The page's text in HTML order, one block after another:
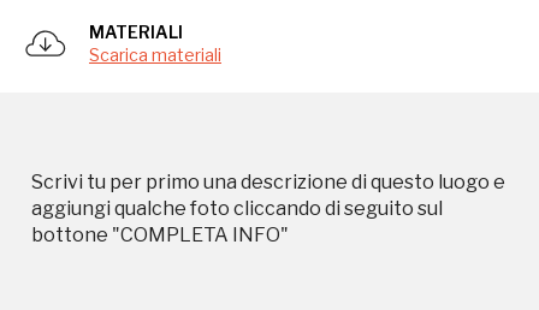
MATERIALI
Scarica materiali
Scrivi tu per primo una descrizione di questo luogo e
aggiungi qualche foto cliccando di seguito sul
bottone "COMPLETA INFO"
Campagne in corso in questo
luogo